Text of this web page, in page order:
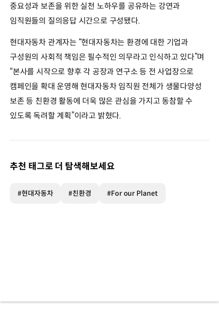
중요성과 보존을 위한 실천 노하우를 공유하는 강연과
임직원들의 질의응답 시간으로 구성됐다.
현대자동차 관계자는 “현대자동차는 환경에 대한 기업과
구성원의 사회적 책임은 필수적인 의무라고 인식하고 있다”며
“본사를 시작으로 향후 각 공장과 연구소 등 전 사업장으로
캠페인을 확대 운영해 현대자동차 임직원 전체가 생물다양성
보존 등 친환경 활동에 더욱 많은 관심을 가지고 동참할 수
있도록 독려할 계획”이라고 밝혔다.
추천 태그로 더 탐색해보세요
#현대자동차 #친환경 #For our Planet